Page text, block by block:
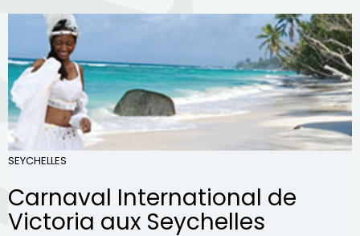
SEYCHELLES
Carnaval International de
Victoria aux Seychelles